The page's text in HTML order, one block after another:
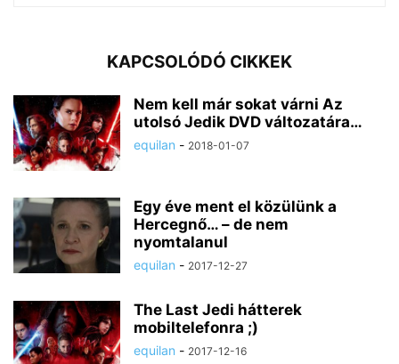
KAPCSOLÓDÓ CIKKEK
Nem kell már sokat várni Az
utolsó Jedik DVD változatára…
equilan - 2018-01-07
Egy éve ment el közülünk a
Hercegnő… – de nem
nyomtalanul
equilan - 2017-12-27
The Last Jedi hátterek
mobiltelefonra ;)
equilan - 2017-12-16